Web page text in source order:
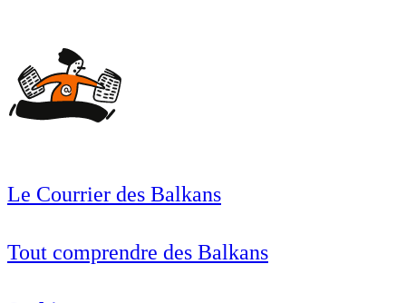
Le Courrier des Balkans
Tout comprendre des Balkans